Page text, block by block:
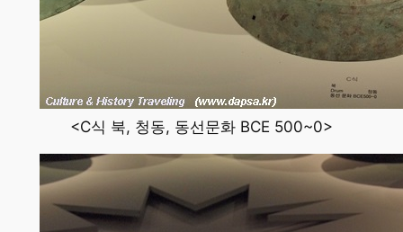
<C식 북, 청동, 동선문화 BCE 500~0>